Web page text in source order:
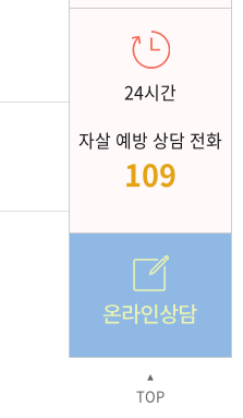
24시간
자살 예방 상담 전화
109
▲
TOP